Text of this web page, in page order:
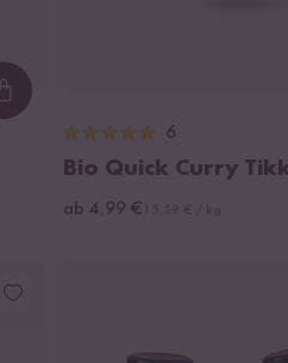
Loading...
6
Bio Quick Curry
ab 4,99 €